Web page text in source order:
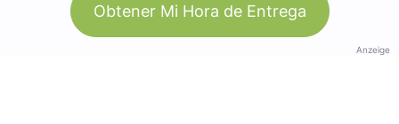
Obtener Mi Hora de Entrega
Anzeige